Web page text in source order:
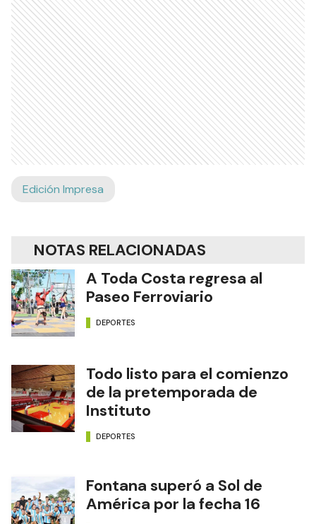
Edición Impresa
NOTAS RELACIONADAS
A Toda Costa regresa al
Paseo Ferroviario
DEPORTES
Todo listo para el comienzo
de la pretemporada de
Instituto
DEPORTES
Fontana superó a Sol de
América por la fecha 16